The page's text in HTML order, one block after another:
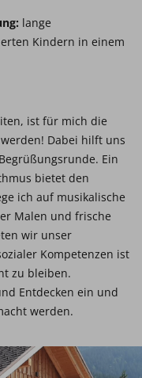
lange
Kindern in einem
ist für mich die
Dabei hilft uns
Ein
bietet den
ich auf musikalische
Malen und frische
wir unser
Kompetenzen ist
zu bleiben.
Entdecken ein und
werden.